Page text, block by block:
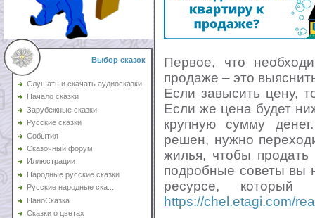
Выбор сказок
Слушать и скачать аудиосказки
Начало сказки
Зарубежные сказки
Русские сказки
События
Сказочный форум
Иллюстрации
Народные русские сказки
Русские народные ска...
НаноСказка
Сказки о цветах
Первое, что
продаже – это
Если завысить цену,
Если же цена будет
крупную сумму
решен, нужно
жилья, чтобы
подробные советы вы
ресурсе,
https://chel.etagi.com/